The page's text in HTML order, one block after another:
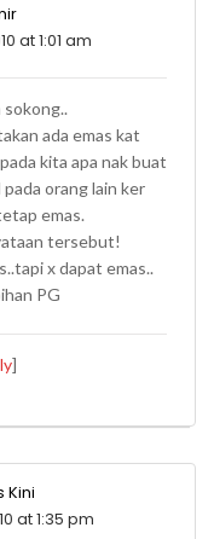
at 1:01 am
sokong..
ada emas kat
kita apa nak buat
pada orang lain ker
emas.
tersebut!
x dapat emas..
PG
]
Kini
at 1:35 pm